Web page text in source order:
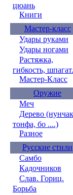
цюань
Книги
Мастер-класс
Удары руками
Удары ногами
Растяжка,
гибкость,
Мастер-Класс
Оружие
Меч
Дерево
тонфа, бо ....)
Разное
Русские стили
Самбо
Кадочников
Слав. Гориц.
Борьба